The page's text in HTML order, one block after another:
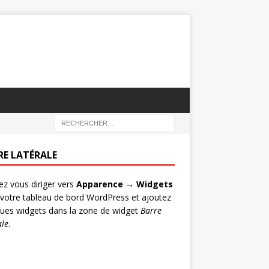
LATÉRALE
vous diriger vers Apparence → Widgets
tableau de bord WordPress et ajoutez
widgets dans la zone de widget Barre
.